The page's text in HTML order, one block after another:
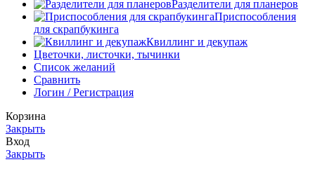
Разделители для планеров
Приспособления
для скрапбукинга
Квиллинг и декупаж
Цветочки, листочки, тычинки
Список желаний
Сравнить
Логин / Регистрация
Корзина
Закрыть
Вход
Закрыть